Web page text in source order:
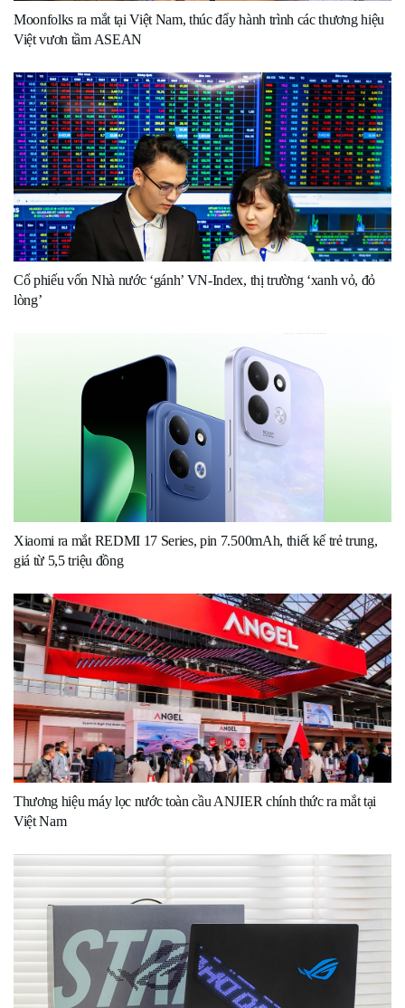
Moonfolks ra mắt tại Việt Nam, thúc đẩy hành trình các thương hiệu
Việt vươn tầm ASEAN
Cổ phiếu vốn Nhà nước ‘gánh’ VN-Index, thị trường ‘xanh vỏ, đỏ
lòng’
Xiaomi ra mắt REDMI 17 Series, pin 7.500mAh, thiết kế trẻ trung,
giá từ 5,5 triệu đồng
Thương hiệu máy lọc nước toàn cầu ANJIER chính thức ra mắt tại
Việt Nam